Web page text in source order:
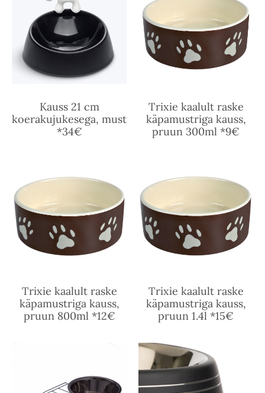
Kauss 21 cm
koerakujukesega, must
*34€
Trixie kaalult raske
käpamustriga kauss,
pruun 300ml *9€
Trixie kaalult raske
käpamustriga kauss,
pruun 800ml *12€
Trixie kaalult raske
käpamustriga kauss,
pruun 1.4l *15€